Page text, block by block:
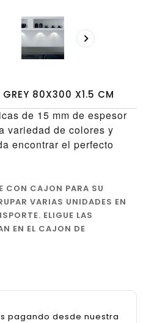

GREY 80X300 X1.5 CM
de 15 mm de espesor
variedad de colores y
encontrar el perfecto
CON CAJON PARA SU
VARIAS UNIDADES EN
ELIGUE LAS
EN EL CAJON DE
pagando desde nuestra